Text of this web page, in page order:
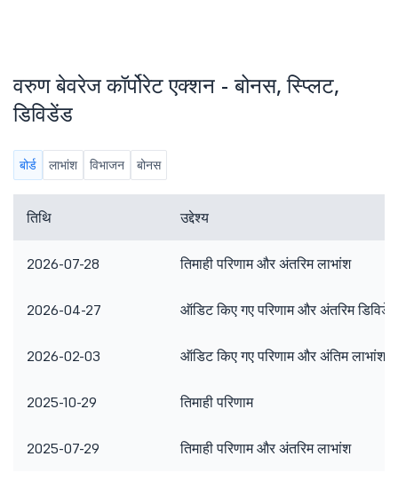
वरुण बेवरेज कॉर्पोरेट एक्शन - बोनस, स्प्लिट,
डिविडेंड
बोर्ड लाभांश विभाजन बोनस
तिथि उद्देश्य
2026-07-28 तिमाही परिणाम और अंतरिम लाभांश
2026-04-27 ऑडिट किए गए परिणाम और अंतरिम डिविडेंड
2026-02-03 ऑडिट किए गए परिणाम और अंतिम लाभांश
2025-10-29 तिमाही परिणाम
2025-07-29 तिमाही परिणाम और अंतरिम लाभांश